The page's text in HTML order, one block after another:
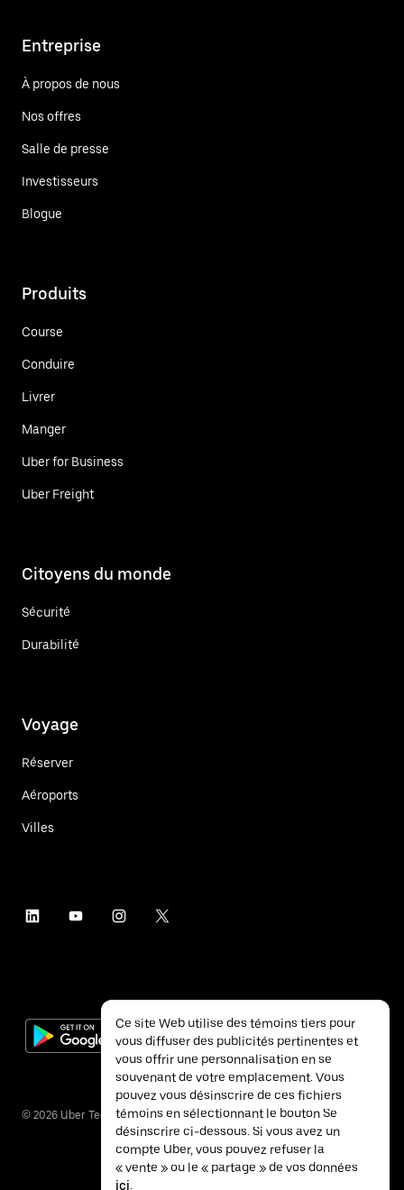
Entreprise
À propos de nous
Nos offres
Salle de presse
Investisseurs
Blogue
Produits
Course
Conduire
Livrer
Manger
Uber for Business
Uber Freight
Citoyens du monde
Sécurité
Durabilité
Voyage
Réserver
Aéroports
Villes
© 2026 Uber Technologies inc.
Ce site Web utilise des témoins tiers pour
vous diffuser des publicités pertinentes et
vous offrir une personnalisation en se
souvenant de votre emplacement. Vous
pouvez vous désinscrire de ces fichiers
témoins en sélectionnant le bouton Se
désinscrire ci-dessous. Si vous avez un
compte Uber, vous pouvez refuser la
« vente » ou le « partage » de vos données
ici.